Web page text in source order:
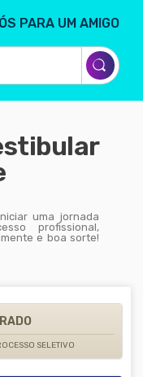
PARA UM AMIGO
uma jornada
profissional,
e boa sorte!
SELETIVO